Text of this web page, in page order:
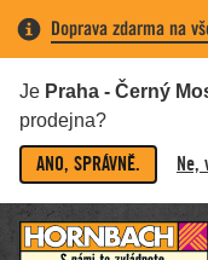
Doprava zdarma na
Je Praha - Černý
prodejna?
ANO, SPRÁVNĚ. Ne,